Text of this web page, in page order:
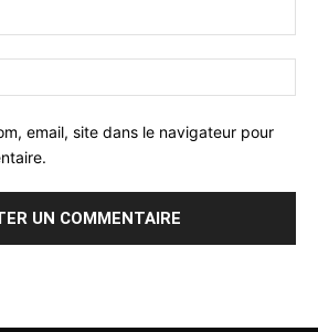
email, site dans le navigateur pour